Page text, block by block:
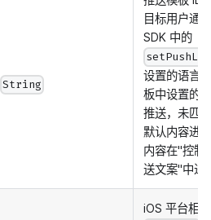
String
目标用户通
SDK 中的
设置的语言
板中设置的
推送，未匹
默认内容进
内容在"控制
送文案"中进
iOS 平台相